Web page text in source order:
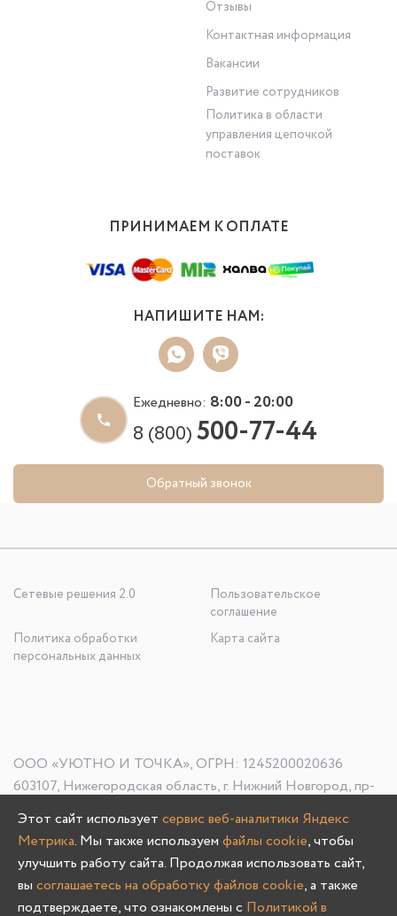
Отзывы
Контактная информация
Вакансии
Развитие сотрудников
Политика в области
управления цепочкой
поставок
ПРИНИМАЕМ К ОПЛАТЕ
НАПИШИТЕ НАМ:
Ежедневно: 8:00 - 20:00
8 (800)500-77-44
Обратный звонок
Сетевые решения 2.0
Пользовательское
соглашение
Политика обработки
персональных данных
Карта сайта
ООО «УЮТНО И ТОЧКА», ОГРН: 1245200020636
603107, Нижегородская область, г. Нижний Новгород, пр-
кт Гагарина, д. 178/1
Олмеко © 2004 -2026
Этот сайт использует сервис веб-аналитики Яндекс
Метрика. Мы также используем файлы cookie, чтобы
улучшить работу сайта. Продолжая использовать сайт,
вы соглашаетесь на обработку файлов cookie, а также
подтверждаете, что ознакомлены с Политикой в